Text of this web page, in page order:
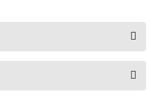
yorumu siz yapın!